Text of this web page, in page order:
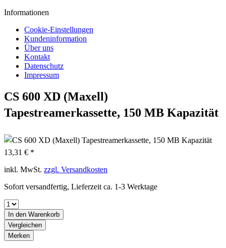
Informationen
Cookie-Einstellungen
Kundeninformation
Über uns
Kontakt
Datenschutz
Impressum
CS 600 XD (Maxell)
Tapestreamerkassette, 150 MB Kapazität
13,31 € *
inkl. MwSt. zzgl. Versandkosten
Sofort versandfertig, Lieferzeit ca. 1-3 Werktage
In den Warenkorb
Vergleichen
Merken